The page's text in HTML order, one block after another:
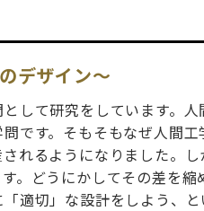
デザイン～
して研究をしています。
です。そもそもなぜ人間
れるようになりました。
。どうにかしてその差を
適切」な設計をしよう、